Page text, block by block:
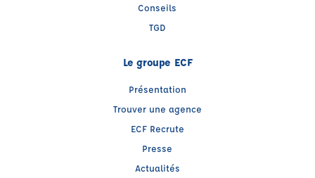
Conseils
TGD
Le groupe ECF
Présentation
Trouver une agence
ECF Recrute
Presse
Actualités